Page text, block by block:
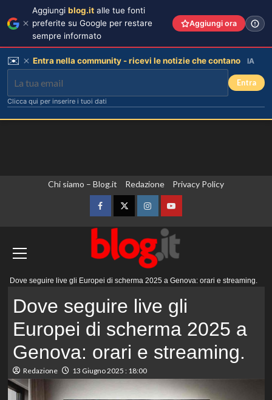
Chi siamo – Blog.it Redazione Privacy Policy
FacebookTwitterInstagramYouTube
Dove seguire live gli Europei di scherma 2025 a Genova: orari e streaming.
Dove seguire live gli
Europei di scherma 2025 a
Genova: orari e streaming.
Redazione 13 Giugno 2025 : 18:00
Aggiungi blog.it alle tue fonti
preferite su Google per restare
sempre informato
Aggiungi ora
✉️ Entra nella community - ricevi le notizie che contano IA
Entra
Clicca qui per inserire i tuoi dati